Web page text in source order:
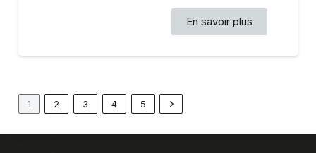
En savoir plus
1 2 3 4 5